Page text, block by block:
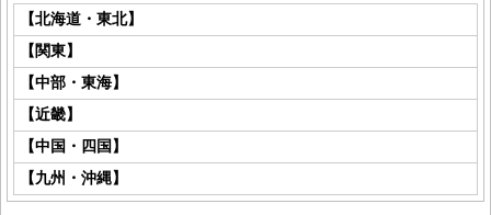
【北海道・東北】
【関東】
【中部・東海】
【近畿】
【中国・四国】
【九州・沖縄】